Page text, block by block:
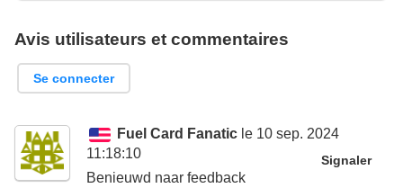
Avis utilisateurs et commentaires
Se connecter
Fuel Card Fanatic le 10 sep. 2024
11:18:10
Signaler
Benieuwd naar feedback